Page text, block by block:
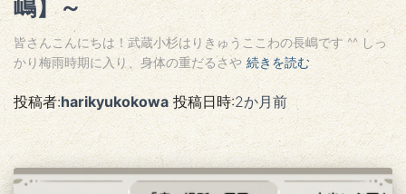
嶋】～
皆さんこんにちは！武蔵小杉はりきゅうここわの長嶋です ^^ しっ
かり梅雨時期に入り、身体の重だるさや 続きを読む
投稿者:harikyukokowa投稿日時:2か月前